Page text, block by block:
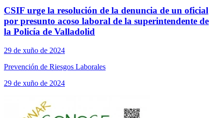
CSIF urge la resolución de la denuncia de un oficial
por presunto acoso laboral de la superintendente de
la Policía de Valladolid
29 de xuño de 2024
Prevención de Riesgos Laborales
29 de xuño de 2024